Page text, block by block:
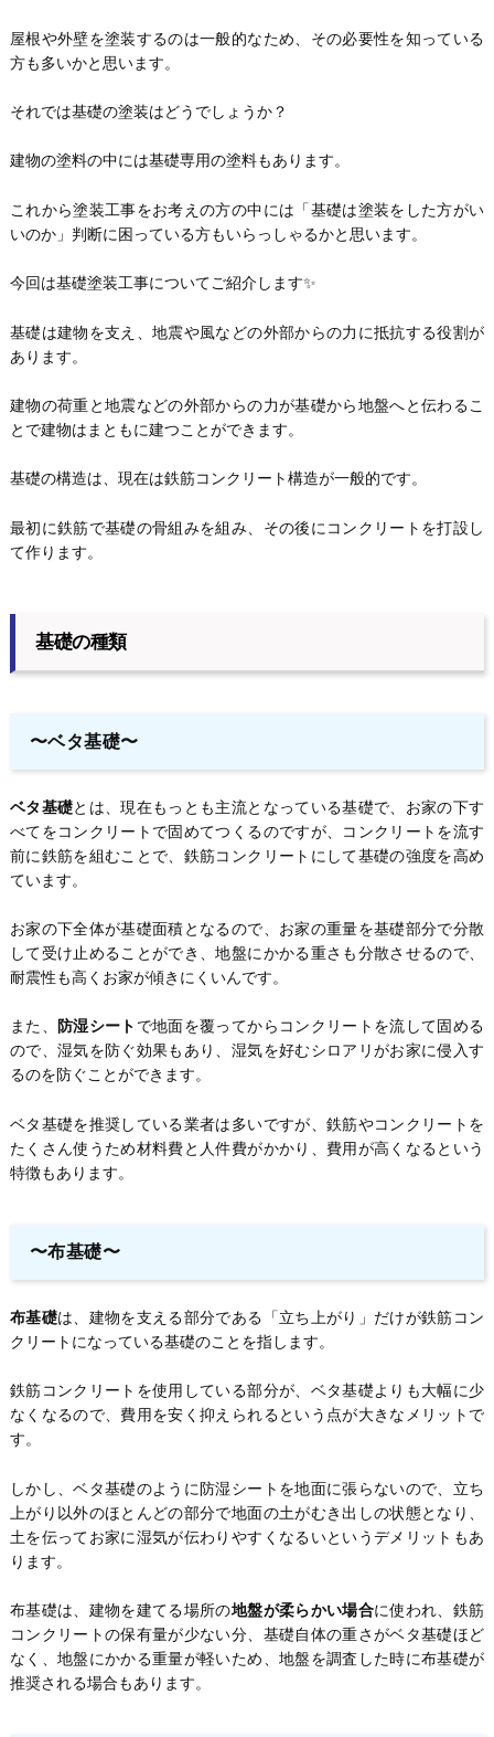
屋根や外壁を塗装するのは一般的なため、その必要性を知っている
方も多いかと思います。
それでは基礎の塗装はどうでしょうか？
建物の塗料の中には基礎専用の塗料もあります。
これから塗装工事をお考えの方の中には「基礎は塗装をした方がい
いのか」判断に困っている方もいらっしゃるかと思います。
今回は基礎塗装工事についてご紹介します✨
基礎は建物を支え、地震や風などの外部からの力に抵抗する役割が
あります。
建物の荷重と地震などの外部からの力が基礎から地盤へと伝わるこ
とで建物はまともに建つことができます。
基礎の構造は、現在は鉄筋コンクリート構造が一般的です。
最初に鉄筋で基礎の骨組みを組み、その後にコンクリートを打設し
て作ります。
基礎の種類
〜ベタ基礎〜
ベタ基礎とは、現在もっとも主流となっている基礎で、お家の下す
べてをコンクリートで固めてつくるのですが、コンクリートを流す
前に鉄筋を組むことで、鉄筋コンクリートにして基礎の強度を高め
ています。
お家の下全体が基礎面積となるので、お家の重量を基礎部分で分散
して受け止めることができ、地盤にかかる重さも分散させるので、
耐震性も高くお家が傾きにくいんです。
また、 防湿シート で地面を覆ってからコンクリートを流して固める
ので、湿気を防ぐ効果もあり、湿気を好むシロアリがお家に侵入す
るのを防ぐことができます。
ベタ基礎を推奨している業者は多いですが、鉄筋やコンクリートを
たくさん使うため材料費と人件費がかかり、費用が高くなるという
特徴もあります。
〜布基礎〜
布基礎は、建物を支える部分である「立ち上がり」だけが鉄筋コン
クリートになっている基礎のことを指します。
鉄筋コンクリートを使用している部分が、ベタ基礎よりも大幅に少
なくなるので、費用を安く抑えられるという点が大きなメリットで
す。
しかし、ベタ基礎のように防湿シートを地面に張らないので、立ち
上がり以外のほとんどの部分で地面の土がむき出しの状態となり、
土を伝ってお家に湿気が伝わりやすくなるいというデメリットもあ
ります。
布基礎は、建物を建てる場所の地盤が柔らかい場合に使われ、鉄筋
コンクリートの保有量が少ない分、基礎自体の重さがベタ基礎ほど
なく、地盤にかかる重量が軽いため、地盤を調査した時に布基礎が
推奨される場合もあります。